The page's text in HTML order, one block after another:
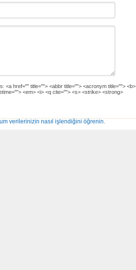
<a href="" title=""> <abbr title=""> <acronym title=""> <b>
<em> <i> <q cite=""> <s> <strike> <strong>
verilerinizin nasıl işlendiğini öğrenin.